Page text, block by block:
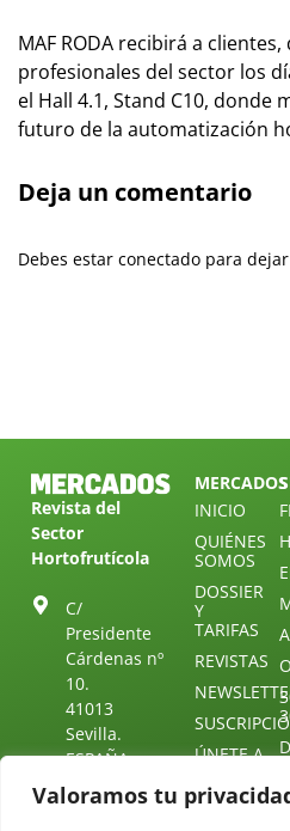
Valoramos tu
MAF RODA recibirá a
profesionales del sector los
el Hall 4.1, Stand C10, donde
futuro de la automatización
Deja un comentario
Debes estar conectado para
Revista del
Sector
Hortofrutícola
C/
Presidente
Cárdenas nº
10.
41013
Sevilla.
ESPAÑA
Tel: (+34) 954
MERCADOS
INICIO
QUIÉNES
SOMOS
DOSSIER
Y
TARIFAS
REVISTAS
ÚNETE A
TELEGRAM